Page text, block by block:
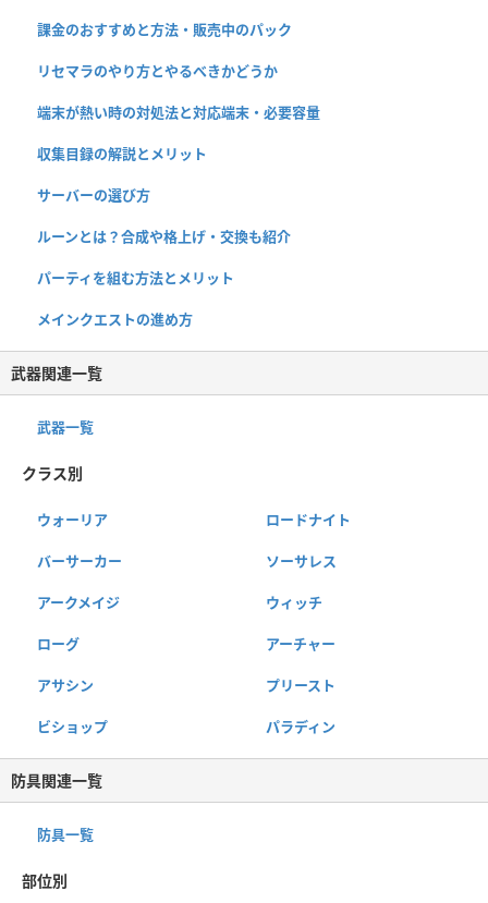
課金のおすすめと方法・販売中のパック
リセマラのやり方とやるべきかどうか
端末が熱い時の対処法と対応端末・必要容量
収集目録の解説とメリット
サーバーの選び方
ルーンとは？合成や格上げ・交換も紹介
パーティを組む方法とメリット
メインクエストの進め方
武器関連一覧
武器一覧
クラス別
ウォーリア ロードナイト
バーサーカー ソーサレス
アークメイジ ウィッチ
ローグ アーチャー
アサシン プリースト
ビショップ パラディン
防具関連一覧
防具一覧
部位別